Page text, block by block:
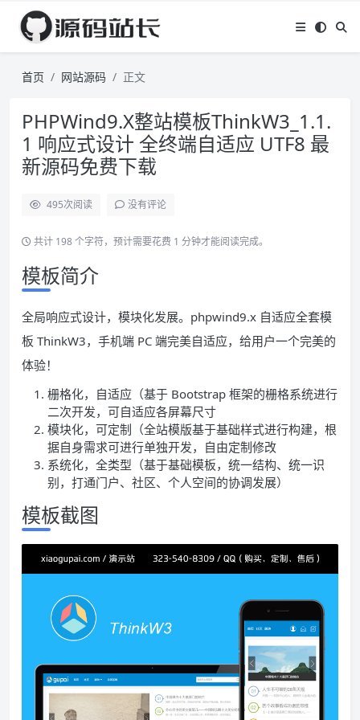
首页 网站源码 正文
PHPWind9.X整站模板ThinkW3_1.1.
1 响应式设计 全终端自适应 UTF8 最
新源码免费下载
495次阅读 没有评论
共计 198 个字符，预计需要花费 1 分钟才能阅读完成。
模板简介
全局响应式设计，模块化发展。phpwind9.x 自适应全套模
板 ThinkW3，手机端 PC 端完美自适应，给用户一个完美的
体验！
栅格化，自适应（基于 Bootstrap 框架的栅格系统进行
二次开发，可自适应各屏幕尺寸
模块化，可定制（全站模版基于基础样式进行构建，根
据自身需求可进行单独开发，自由定制修改
系统化，全类型（基于基础模板，统一结构、统一识
别，打通门户、社区、个人空间的协调发展）
模板截图